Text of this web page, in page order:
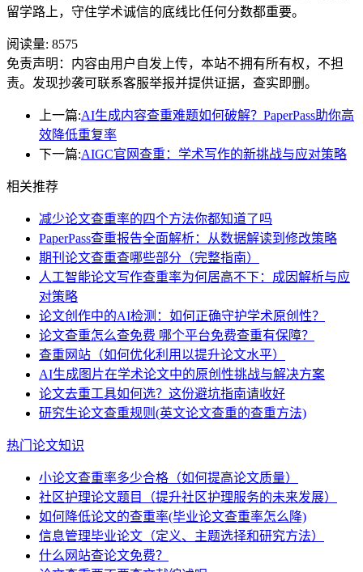
留学路上，守住学术诚信的底线比任何分数都重要。
阅读量: 8575
免责声明：内容由用户自发上传，本站不拥有所有权，不担
责。发现抄袭可联系客服举报并提供证据，查实即删。
上一篇:AI生成内容查重难题如何破解？PaperPass助你高
效降低重复率
下一篇:AIGC官网查重：学术写作的新挑战与应对策略
相关推荐
减少论文查重率的四个方法你都知道了吗
PaperPass查重报告全面解析：从数据解读到修改策略
期刊论文查重查哪些部分（完整指南）
人工智能论文写作查重率为何居高不下：成因解析与应
对策略
论文创作中的AI检测：如何正确守护学术原创性？
论文查重怎么查免费 哪个平台免费查重有保障？
查重网站（如何优化利用以提升论文水平）
AI生成图片在学术论文中的原创性挑战与解决方案
论文去重工具如何选？这份避坑指南请收好
研究生论文查重规则(英文论文查重的查重方法)
热门论文知识
小论文查重率多少合格（如何提高论文质量）
社区护理论文题目（提升社区护理服务的未来发展）
如何降低论文的查重率(毕业论文查重率怎么降)
信息管理毕业论文（定义、主题选择和研究方法）
什么网站查论文免费？